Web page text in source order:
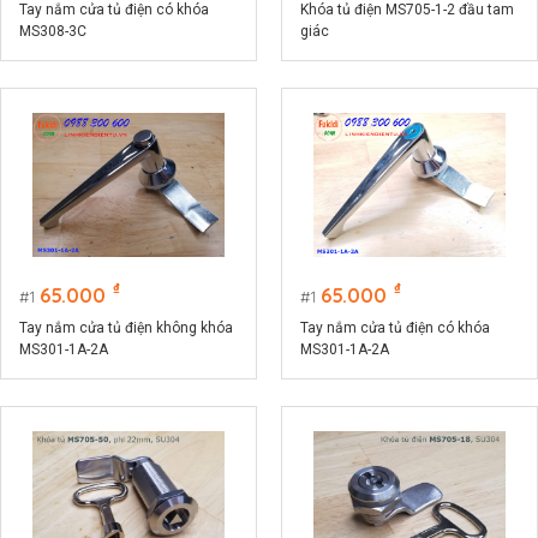
Tay nắm cửa tủ điện có khóa
MS308-3C
Khóa tủ điện MS705-1-2 đầu tam
giác
1 65.000 ₫
Tay nắm cửa tủ điện không khóa
MS301-1A-2A
1 65.000 ₫
Tay nắm cửa tủ điện có khóa
MS301-1A-2A